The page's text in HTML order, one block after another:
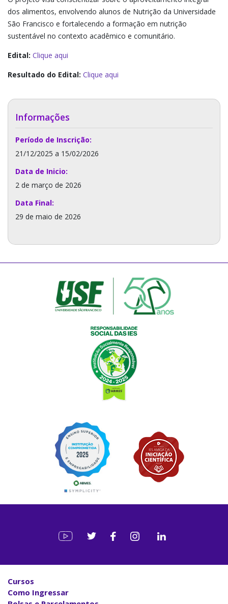
dos alimentos, envolvendo alunos de Nutrição da Universidade
São Francisco e fortalecendo a formação em nutrição
sustentável no contexto acadêmico e comunitário.
Edital: Clique aqui
Resultado do Edital: Clique aqui
Informações
Período de Inscrição:
21/12/2025 a 15/02/2026
Data de Inicio:
2 de março de 2026
Data Final:
29 de maio de 2026
Cursos
Como Ingressar